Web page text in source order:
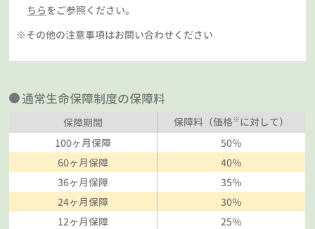
ちらをご参照ください。
※その他の注意事項はお問い合わせください
通常生命保障制度の保障料
保障期間 保障料（価格※に対して）
100ヶ月保障
50％
60ヶ月保障
40％
36ヶ月保障
35％
24ヶ月保障
30％
12ヶ月保障
25％